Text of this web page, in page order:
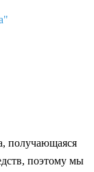
получающаяся
поэтому мы